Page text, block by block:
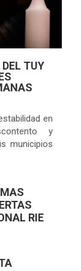
TUY
en
y
municipios
RIE